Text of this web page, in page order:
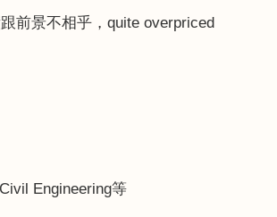
前景不相乎， quite overpriced
Engineering等